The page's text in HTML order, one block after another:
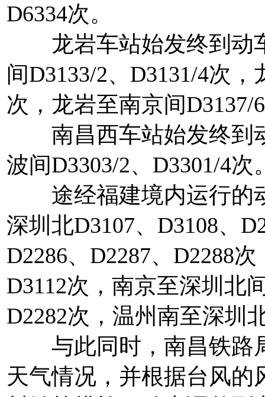
D6334次。
龙岩车站始发终到动
间D3133/2、D3131/4次
次，龙岩至南京间D3137/
南昌西车站始发终到
波间D3303/2、D3301/4次
途经福建境内运行的
深圳北D3107、D3108、
D2286、D2287、D2288
D3112次，南京至深圳北
D2282次，温州南至深圳
与此同时，南昌铁路
天气情况，并根据台风